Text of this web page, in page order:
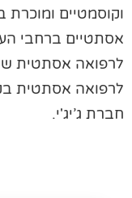
ומוכרת
ברחבי
אסתטית של
אסתטית
ג’יג'י.